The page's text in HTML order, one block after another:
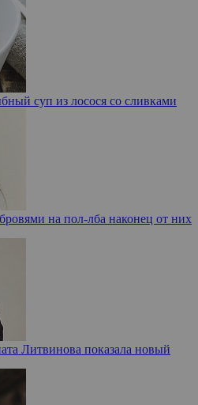
суп из лосося со сливками
на пол-лба наконец от них
Литвинова показала новый